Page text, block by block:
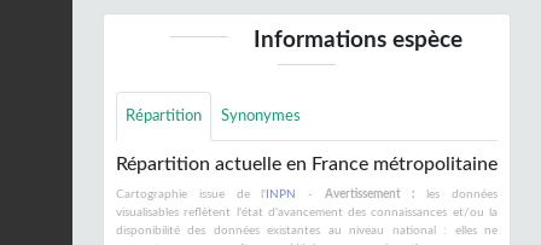
Informations espèce
Répartition Synonymes
Répartition actuelle en France métropolitaine
Cartographie issue de l' INPN - Avertissement : les données
visualisables reflètent l'état d'avancement des connaissances et/ou la
disponibilité des données existantes au niveau national : elles ne